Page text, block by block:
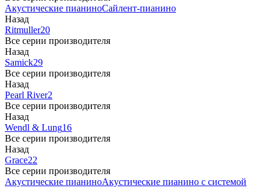
Акустические пианиноСайлент-пианино
Назад
Ritmuller20
Все серии производителя
Назад
Samick29
Все серии производителя
Назад
Pearl River2
Все серии производителя
Назад
Wendl & Lung16
Все серии производителя
Назад
Grace22
Все серии производителя
Акустические пианиноАкустические пианино с системой